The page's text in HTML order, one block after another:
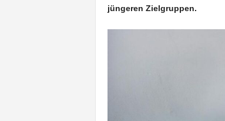
jüngeren Zielgruppen.